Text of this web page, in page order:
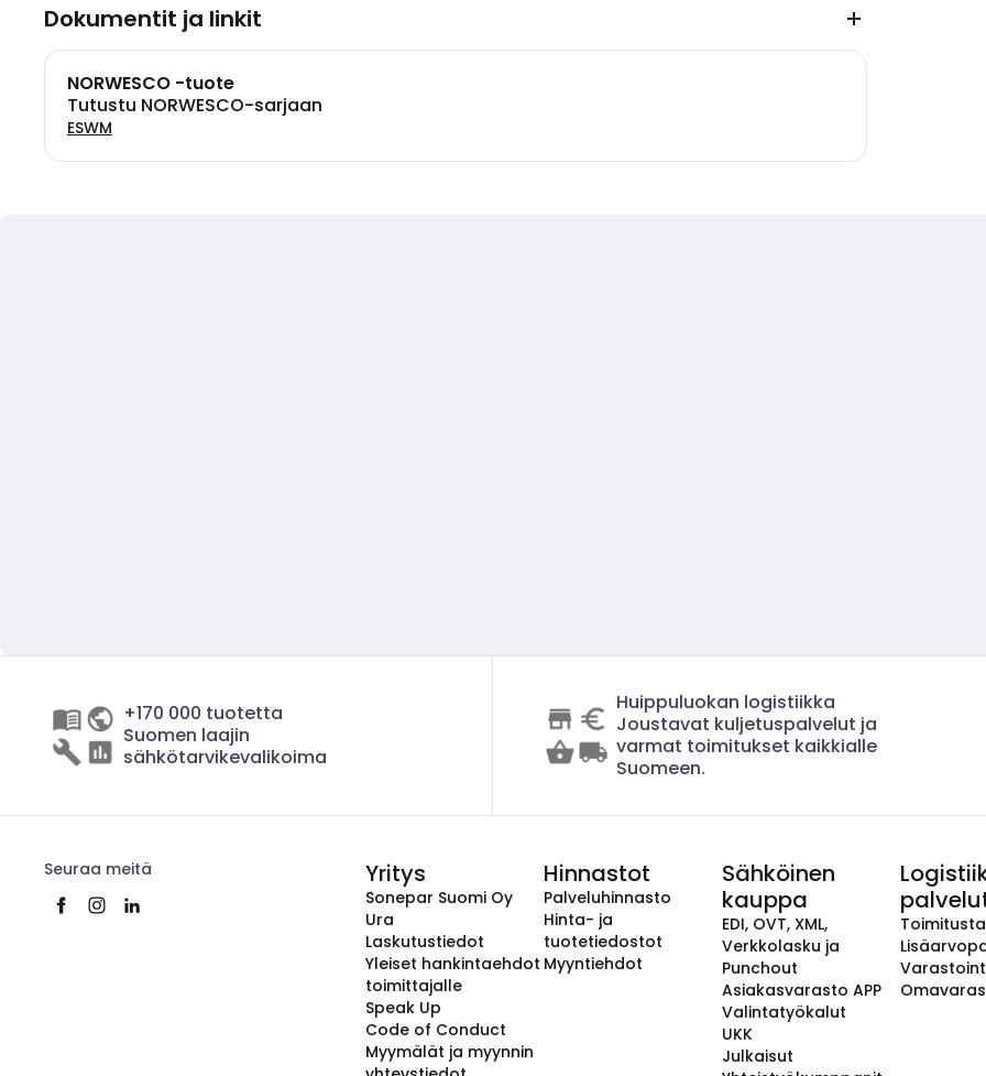
Dokumentit ja linkit
NORWESCO -tuote
Tutustu NORWESCO-sarjaan
ESWM
+170 000 tuotetta
Suomen laajin
sähkötarvikevalikoima
Huippuluokan logistiikka
Joustavat kuljetuspalvelut ja
varmat toimitukset kaikkialle
Suomeen.
Seuraa meitä Yritys
Sonepar Suomi Oy
Ura
Laskutustiedot
Yleiset hankintaehdot
toimittajalle
Speak Up
Code of Conduct
Myymälät ja myynnin
Hinnastot
Palveluhinnasto
Hinta- ja
tuotetiedostot
Myyntiehdot
Sähköinen
kauppa
EDI, OVT, XML,
Verkkolasku ja
Punchout
Asiakasvarasto APP
Valintatyökalut
UKK
Julkaisut